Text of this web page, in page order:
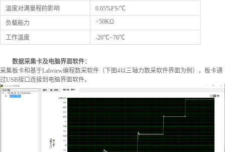
温度对满量程的影响 0.05%FS/℃
负载能力 >50KΩ
工作温度 -20℃~70℃
数据采集卡及电脑界面软件：
采集板卡和基于Labview编程数采软件（下图4以三轴力数采软件界面为例），板卡通
过USB接口连接到电脑界面软件。